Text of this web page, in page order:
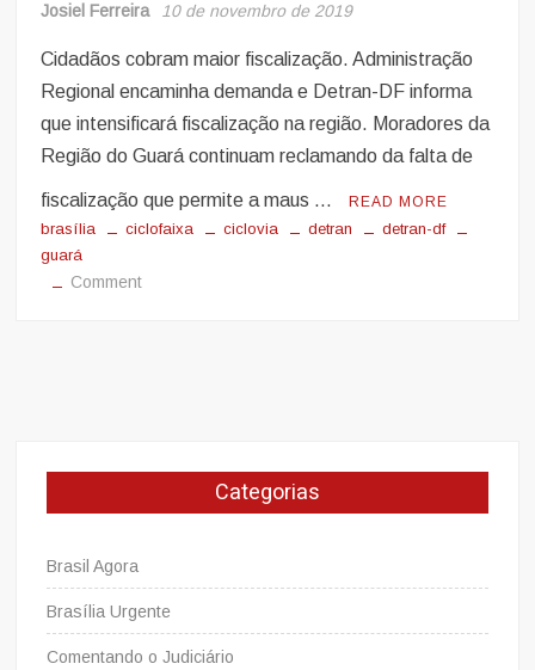
Josiel Ferreira 10 de novembro de 2019
Cidadãos cobram maior fiscalização. Administração
Regional encaminha demanda e Detran-DF informa
que intensificará fiscalização na região. Moradores da
Região do Guará continuam reclamando da falta de
fiscalização que permite a maus … READ MORE
brasília ciclofaixa ciclovia detran
detran-df
guará
Commenton
e
passarelaCategorias
Brasil Agora
Brasília Urgente
Comentando o Judiciário